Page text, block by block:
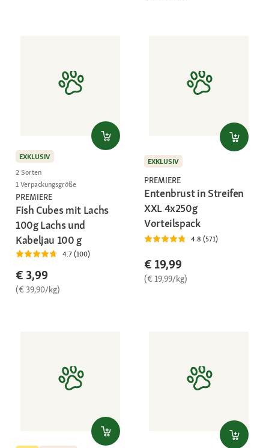
EXKLUSIV
2 Sorten
1 Verpackungsgröße
PREMIERE
Fish Cubes mit Lachs
100g Lachs und
Kabeljau 100 g
4.7 (100)
€ 3,99
(€ 39,90/kg)
EXKLUSIV
PREMIERE
Entenbrust in Streifen
XXL 4x250g
Vorteilspack
4.8 (571)
€ 19,99
(€ 19,99/kg)